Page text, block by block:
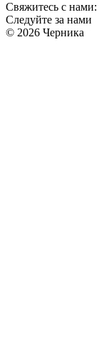
Свяжитесь с нами:
Следуйте за нами
© 2026 Черника